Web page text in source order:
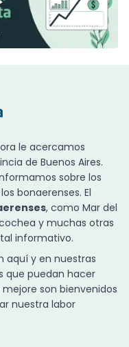
le acercamos
de Buenos Aires.
sobre los
bonaerenses. El
, como Mar del
y muchas otras
informativo.
aquí y en nuestras
que puedan hacer
son bienvenidos
nuestra labor